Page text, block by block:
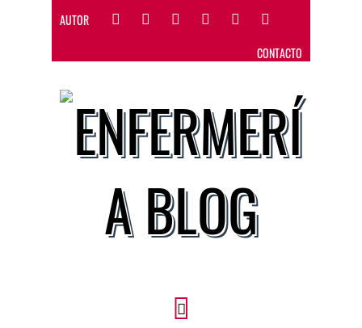
AUTOR
CONTACTO